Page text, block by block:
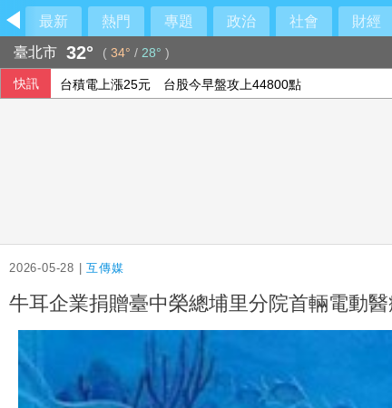
最新 熱門 專題 政治 社會 財經
臺北市 32° ( 34° / 28° )
快訊
台積電上漲25元 台股今早盤攻上44800點
台積電走揚 台股開高漲逾430點突破44800點
2026-05-28 |互傳媒
牛耳企業捐贈臺中榮總埔里分院首輛電動